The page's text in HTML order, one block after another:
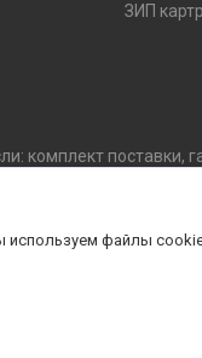
ЗИП
комплект поставки,
без
файлы